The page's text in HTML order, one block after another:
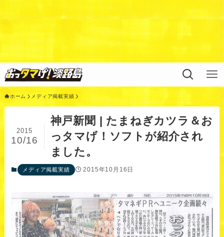
Warning: Undefined variable $query in
/home/xs311788/uzunokuni.com/public_html/ottamag
e/wp/wp-content/themes/swell_child/functions.phpon
line44
ホーム メディア掲載実績
神戸新聞 | たまねぎカツラ＆お
っタマげ！ソフトが紹介され
ました。
2015
10/16
メディア掲載実績 2015年10月16日